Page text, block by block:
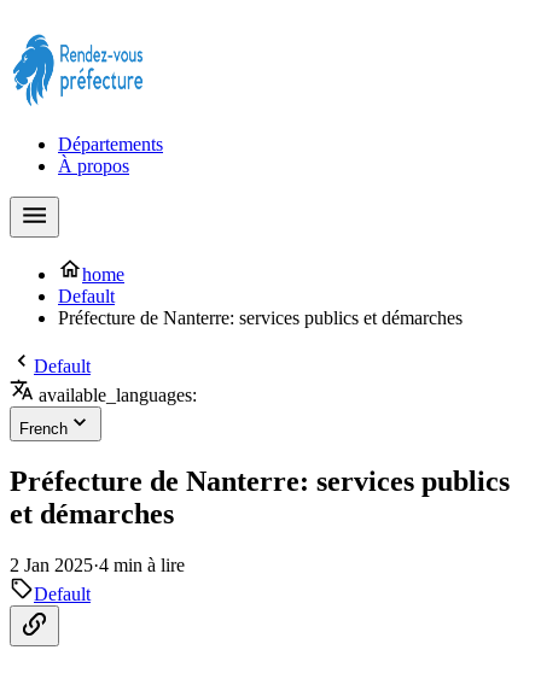
Départements
À propos
home
Default
Préfecture de Nanterre: services publics et démarches
Default
available_languages:
French
Préfecture de Nanterre: services publics
et démarches
2 Jan 2025·4 min à lire
Default